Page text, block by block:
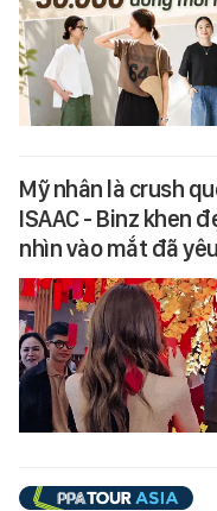
Mỹ nhân là crush
ISAAC - Binz khen
nhìn vào mắt đã yêu